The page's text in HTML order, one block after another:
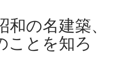
和の名建築、
ことを知ろ